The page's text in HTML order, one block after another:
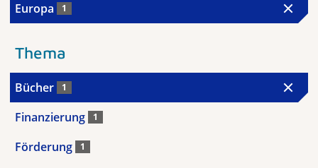
Europa 1
Thema
Bücher 1
Finanzierung 1
Förderung 1